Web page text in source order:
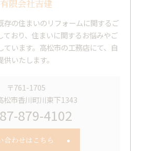
有限会社吉建
存の住まいのリフォームに関するご
ており、住まいに関するお悩みやご
ています。高松市の工務店にて、自
いたします。
〒761-1705
松市香川町川東下1343
879-4102
合わせはこちら